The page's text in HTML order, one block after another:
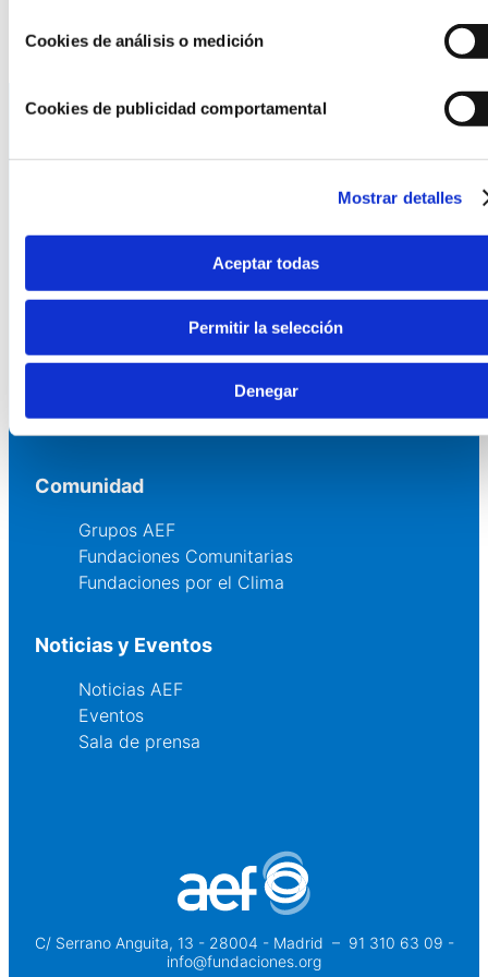
Cookies de análisis o medición
Cookies de publicidad comportamental
Mostrar detalles
Aceptar todas
Permitir la selección
Denegar
La AEF
Fundaciones Asociadas
Formación y eventos
Convocatoria de Fundaciones
Comunidad
Grupos AEF
Fundaciones Comunitarias
Fundaciones por el Clima
Noticias y Eventos
Noticias AEF
Eventos
Sala de prensa
C/ Serrano Anguita, 13 - 28004 - Madrid – 91 310 63 09 -
info@fundaciones.org